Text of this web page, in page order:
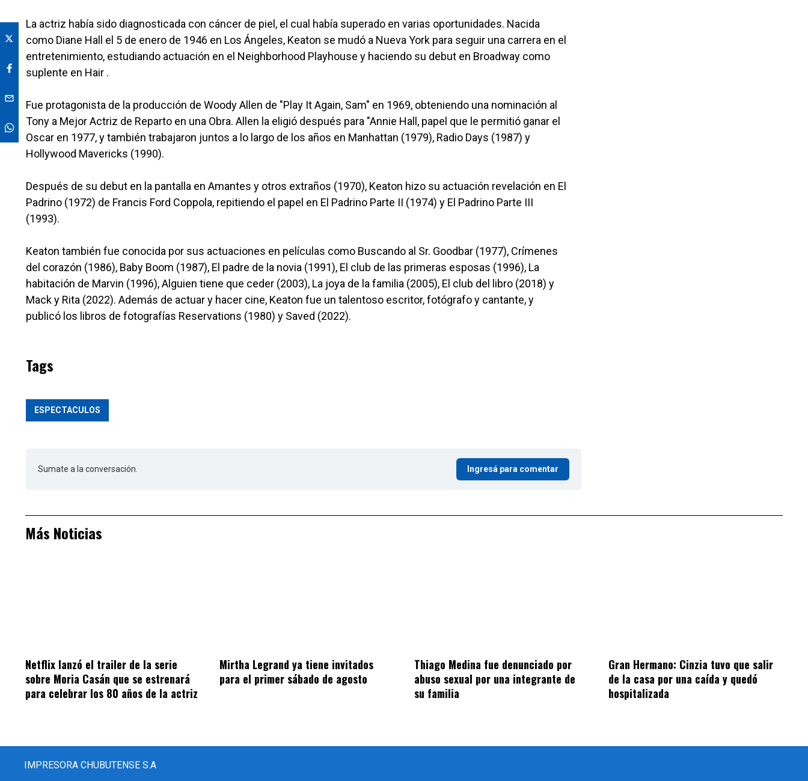
La actriz había sido diagnosticada con cáncer de piel, el cual había superado en varias oportunidades. Nacida
como Diane Hall el 5 de enero de 1946 en Los Ángeles, Keaton se mudó a Nueva York para seguir una carrera en el
entretenimiento, estudiando actuación en el Neighborhood Playhouse y haciendo su debut en Broadway como
suplente en Hair .
Fue protagonista de la producción de Woody Allen de "Play It Again, Sam" en 1969, obteniendo una nominación al
Tony a Mejor Actriz de Reparto en una Obra. Allen la eligió después para "Annie Hall, papel que le permitió ganar el
Oscar en 1977, y también trabajaron juntos a lo largo de los años en Manhattan (1979), Radio Days (1987) y
Hollywood Mavericks (1990).
Después de su debut en la pantalla en Amantes y otros extraños (1970), Keaton hizo su actuación revelación en El
Padrino (1972) de Francis Ford Coppola, repitiendo el papel en El Padrino Parte II (1974) y El Padrino Parte III
(1993).
Keaton también fue conocida por sus actuaciones en películas como Buscando al Sr. Goodbar (1977), Crímenes
del corazón (1986), Baby Boom (1987), El padre de la novia (1991), El club de las primeras esposas (1996), La
habitación de Marvin (1996), Alguien tiene que ceder (2003), La joya de la familia (2005), El club del libro (2018) y
Mack y Rita (2022). Además de actuar y hacer cine, Keaton fue un talentoso escritor, fotógrafo y cantante, y
publicó los libros de fotografías Reservations (1980) y Saved (2022).
Tags
ESPECTACULOS
Sumate a la conversación. Ingresá para comentar
Más Noticias
Netflix lanzó el trailer de la serie
sobre Moria Casán que se estrenará
para celebrar los 80 años de la actriz
Mirtha Legrand ya tiene invitados
para el primer sábado de agosto
Thiago Medina fue denunciado por
abuso sexual por una integrante de
su familia
Gran Hermano: Cinzia tuvo que salir
de la casa por una caída y quedó
hospitalizada
IMPRESORA CHUBUTENSE S.A